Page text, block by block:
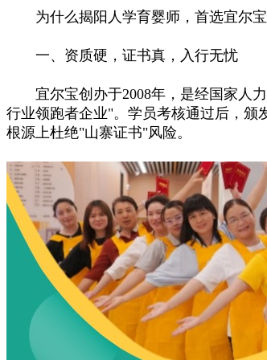
为什么揭阳人学育婴师，首选宜尔宝
一、资质硬，证书真，入行无忧
宜尔宝创办于2008年，是经国家人力
行业领跑者企业"。学员考核通过后，颁
根源上杜绝"山寨证书"风险。